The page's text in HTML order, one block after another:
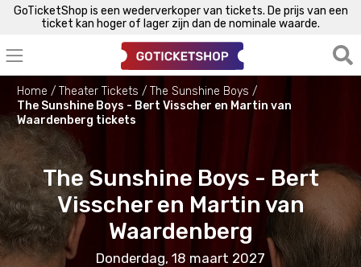
GoTicketShop is een wederverkoper van tickets. De prijs van een
ticket kan hoger of lager zijn dan de nominale waarde.
Home Theater Tickets
The Sunshine Boys
The Sunshine Boys - Bert Visscher en Martin van
Waardenberg tickets
The Sunshine Boys - Bert
Visscher en Martin van
Waardenberg
Donderdag, 18 maart 2027